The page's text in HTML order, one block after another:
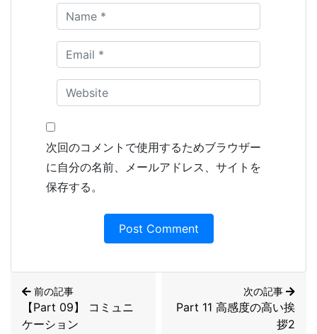
次回のコメントで使用するためブラウザー
に自分の名前、メールアドレス、サイトを
保存する。
前の記事
【Part 09】 コミュニ
ケーション
次の記事
Part 11 高感度の高い挨
拶2